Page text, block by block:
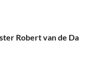
Robert van de Da